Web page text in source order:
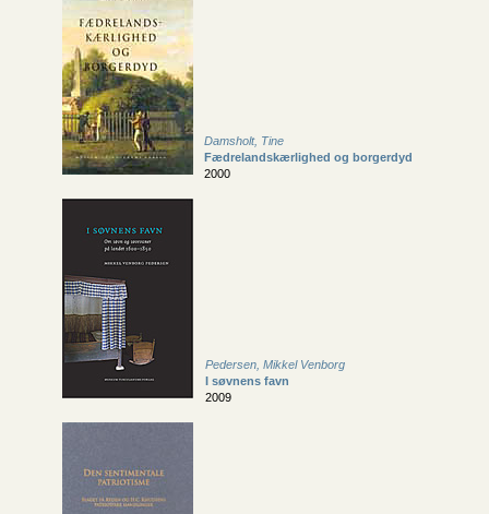
Damsholt, Tine
Fædrelandskærlighed og borgerdyd
2000
Pedersen, Mikkel Venborg
I søvnens favn
2009